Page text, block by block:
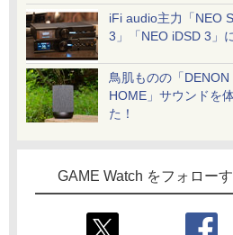
一気に聴く
iFi audio主力「NEO
3」「NEO iDSD 3」
鳥肌ものの「DENON
HOME」サウンドを
た！
GAME Watch をフォロー